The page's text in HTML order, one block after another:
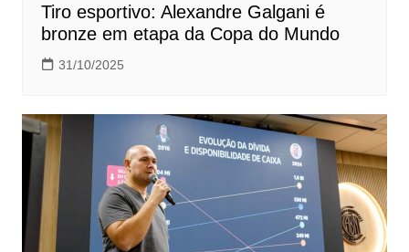
Tiro esportivo: Alexandre Galgani é
bronze em etapa da Copa do Mundo
31/10/2025